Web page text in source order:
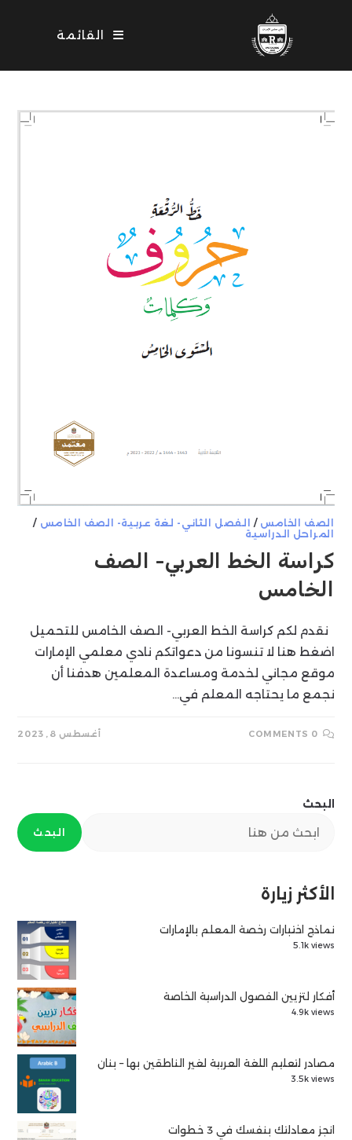
القائمة
الصف الخامس / الفصل الثاني- لغة عربية- الصف الخامس /
المراحل الدراسية
كراسة الخط العربي- الصف
الخامس
نقدم لكم كراسة الخط العربي- الصف الخامس للتحميل
اضغط هنا لا تنسونا من دعواتكم نادي معلمي الإمارات
موقع مجاني لخدمة ومساعدة المعلمين هدفنا أن
نجمع ما يحتاجه المعلم في…
0 COMMENTS أغسطس 8, 2023
البحث
البحث
الأكثر زيارة
نماذج اختبارات رخصة المعلم بالإمارات
5.1k views
أفكار لتزيين الفصول الدراسية الخاصة
4.9k views
مصادر لتعليم اللغة العربية لغير الناطقين بها – بنان
3.5k views
انجز معادلتك بنفسك في 3 خطوات